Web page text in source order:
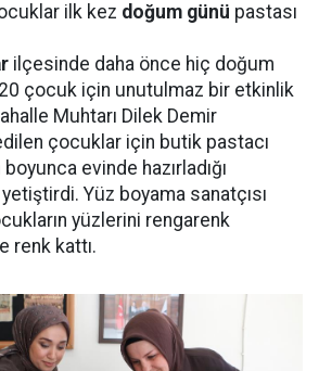
ilk kez doğum günü pastası
ilçesinde daha önce hiç doğum
çocuk için unutulmaz bir etkinlik
Muhtarı Dilek Demir
çocuklar için butik pastacı
evinde hazırladığı
Yüz boyama sanatçısı
yüzlerini rengarenk
renk kattı.